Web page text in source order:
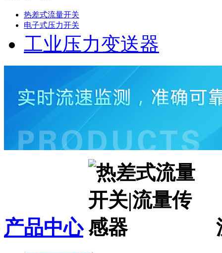
热差式流量开关
电子式压力开关
工业压力变送器
产品中心